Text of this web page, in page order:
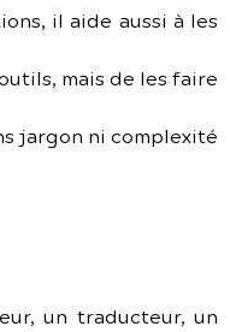
il aide aussi à les
mais de les faire
jargon ni complexité
un traducteur, un